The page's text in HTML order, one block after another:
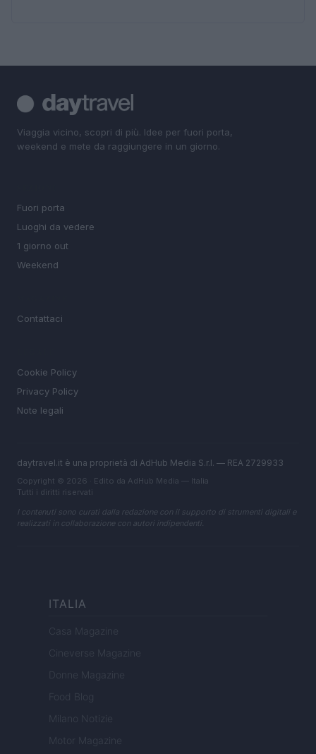
Viaggia vicino, scopri di più. Idee per fuori porta,
weekend e mete da raggiungere in un giorno.
Fuori porta
Luoghi da vedere
1 giorno out
Weekend
Contattaci
Cookie Policy
Privacy Policy
Note legali
daytravel.it è una proprietà di AdHub Media S.r.l. — REA 2729933
Copyright © 2026 · Edito da AdHub Media — Italia
Tutti i diritti riservati
I contenuti sono curati dalla redazione con il supporto di strumenti digitali e
realizzati in collaborazione con autori indipendenti.
ITALIA
Casa Magazine
Cineverse Magazine
Donne Magazine
Food Blog
Milano Notizie
Motor Magazine